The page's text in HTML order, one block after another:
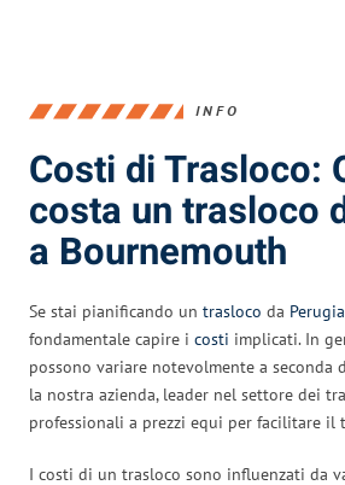
INFO
Costi di Trasloco:
costa un trasloco
a Bournemouth
Se stai pianificando un trasloco da Perugia
fondamentale capire i costi implicati. In
possono variare notevolmente a seconda
la nostra azienda, leader nel settore dei
professionali a prezzi equi per facilitare il
I costi di un trasloco sono influenzati da